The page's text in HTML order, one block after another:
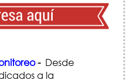
-Desde
a la